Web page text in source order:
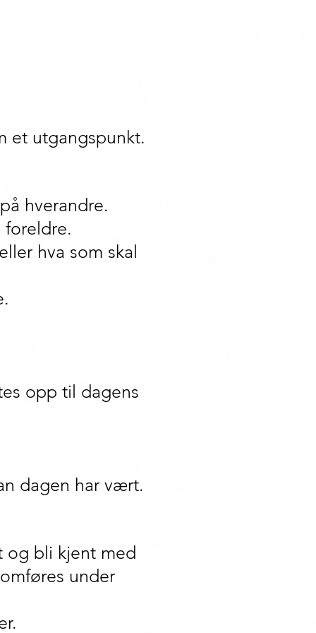
et utgangspunkt.
hverandre.
foreldre.
hva som skal
opp til dagens
dagen har vært.
og bli kjent med
under